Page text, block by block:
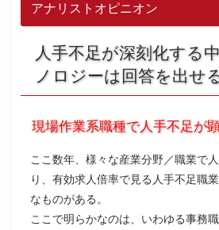
アナリストオピニオン
人手不足が深刻化する
ノロジーは回答を出せ
現場作業系職種で人手不足が
ここ数年、様々な産業分野／職業で
り、有効求人倍率で見る人手不足職
なものがある。
ここで明らかなのは、いわゆる事務